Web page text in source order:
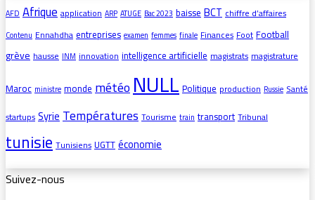
AFD Afriqueapplication ARP ATUGE Bac 2023 baisseBCTchiffre d’affaires
Contenu Ennahdhaentreprises examen femmes finale FinancesFootFootball
grèvehausse INM innovationintelligence artificiellemagistratsmagistrature
Maroc ministre mondemétéoNULLPolitique production Russie Santé
startupsSyrieTempératuresTourisme train transportTribunal
tunisieTunisiensUGTTéconomie
Suivez-nous